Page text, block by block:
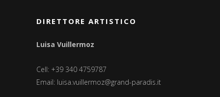
DIRETTORE ARTISTICO
Luisa Vuillermoz
Cell: +39 340 4759787
Email: luisa.vuillermoz@grand-paradis.it